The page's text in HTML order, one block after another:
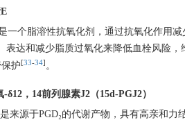
一个脂溶性抗氧化剂，通过抗氧化作用
表达和减少脂质过氧化来降低血栓风险，
护[33-34] 。
，14前列腺素J2（15d-PGJ2）
是来源于PGD₂的代谢产物，具有高亲和